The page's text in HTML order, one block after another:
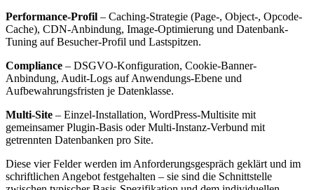
Performance-Profil – Caching-Strategie (Page-, Object-, Opcode-
Cache), CDN-Anbindung, Image-Optimierung und Datenbank-
Tuning auf Besucher-Profil und Lastspitzen.
Compliance – DSGVO-Konfiguration, Cookie-Banner-
Anbindung, Audit-Logs auf Anwendungs-Ebene und
Aufbewahrungsfristen je Datenklasse.
Multi-Site – Einzel-Installation, WordPress-Multisite mit
gemeinsamer Plugin-Basis oder Multi-Instanz-Verbund mit
getrennten Datenbanken pro Site.
Diese vier Felder werden im Anforderungsgespräch geklärt und im
schriftlichen Angebot festgehalten – sie sind die Schnittstelle